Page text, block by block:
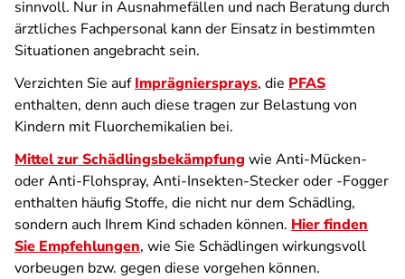
sinnvoll. Nur in Ausnahmefällen und nach Beratung durch
ärztliches Fachpersonal kann der Einsatz in bestimmten
Situationen angebracht sein.
Verzichten Sie aufImprägniersprays, die PFAS
enthalten, denn auch diese tragen zur Belastung von
Kindern mit Fluorchemikalien bei.
Mittel zur Schädlingsbekämpfung wie Anti-Mücken-
oder Anti-Flohspray, Anti-Insekten-Stecker oder -Fogger
enthalten häufig Stoffe, die nicht nur dem Schädling,
sondern auch Ihrem Kind schaden können. Hier finden
Sie Empfehlungen, wie Sie Schädlingen wirkungsvoll
vorbeugen bzw. gegen diese vorgehen können.